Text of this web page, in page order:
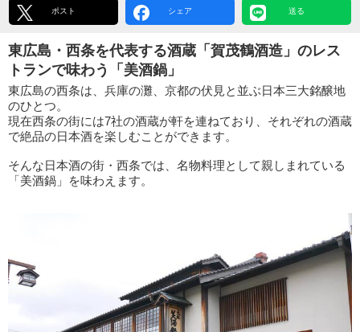
ポスト シェア 送る
東広島・西条を代表する酒蔵「賀茂鶴酒造」のレス
トランで味わう「美酒鍋」
東広島の西条は、兵庫の灘、京都の伏見と並ぶ日本三大銘醸地
のひとつ。
現在西条の街には7社の酒蔵が軒を連ねており、それぞれの酒蔵
で絶品の日本酒を楽しむことができます。
そんな日本酒の街・西条では、名物料理として親しまれている
「美酒鍋」を味わえます。